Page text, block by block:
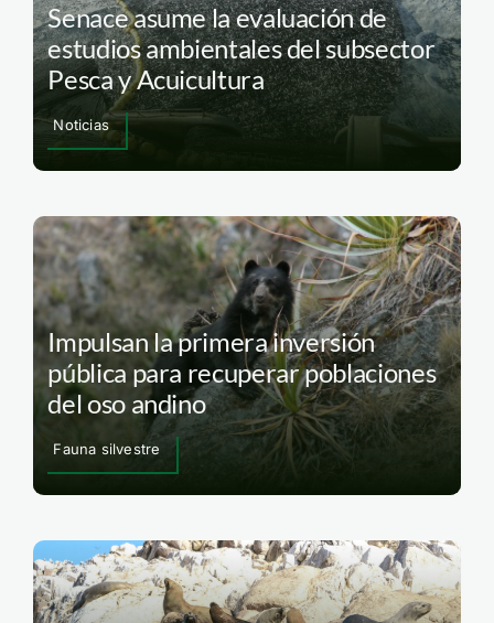
Senace asume la evaluación de
estudios ambientales del subsector
Pesca y Acuicultura
Noticias
Impulsan la primera inversión
pública para recuperar poblaciones
del oso andino
Fauna silvestre